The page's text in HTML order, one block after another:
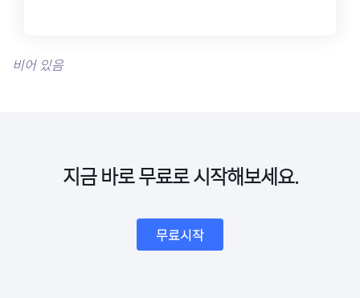
비어 있음
지금 바로 무료로 시작해보세요.
무료시작